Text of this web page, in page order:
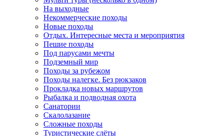
На выходные
Некоммерческие походы
Новые походы
Отдых. Интересные места и мероприятия
Пешие походы
Под парусами мечты
Подземный мир
Походы за рубежом
Походы налегке. Без рюкзаков
Прокладка новых маршрутов
Рыбалка и подводная охота
Санатории
Скалолазание
Сложные походы
Туристические слёты